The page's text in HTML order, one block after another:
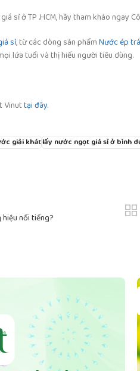
sỉ ở TP .HCM, hãy tham khảo ngay
sỉ, từ các dòng sản phẩmNước ép
lứa tuổi và thị hiếu người tiêu dùng.
Vinuttại đây.
giải khátlấy nước ngọt giá sỉ ở bình
nổi tiếng?